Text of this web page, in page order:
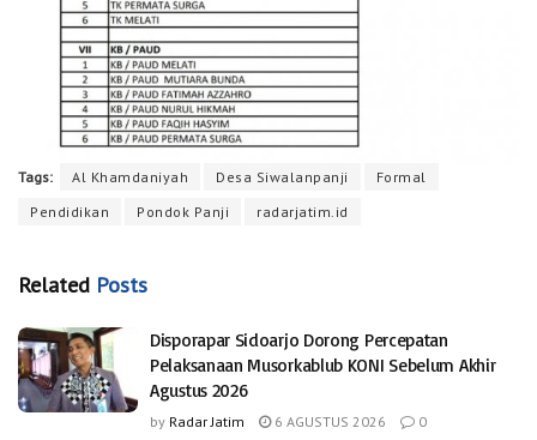
Tags: Al Khamdaniyah Desa Siwalanpanji
Formal
Pendidikan
Pondok Panji radarjatim.id
Related Posts
Disporapar Sidoarjo Dorong Percepatan
Pelaksanaan Musorkablub KONI Sebelum Akhir
Agustus 2026
by Radar Jatim 6 AGUSTUS 2026 0